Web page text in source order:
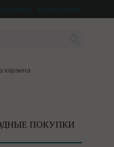
корзина
ПОКУПКИ